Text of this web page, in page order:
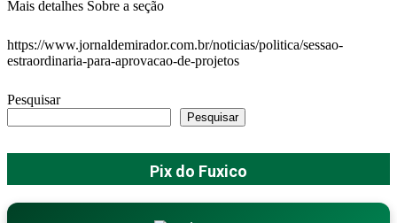
Mais detalhes Sobre a seção
https://www.jornaldemirador.com.br/noticias/politica/sessao-
estraordinaria-para-aprovacao-de-projetos
Pesquisar
Pesquisar
Pix do Fuxico